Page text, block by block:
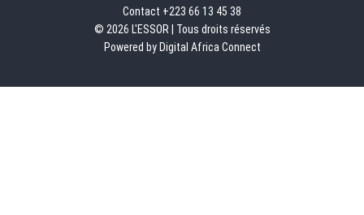
Contact +223 66 13 45 38
© 2026 L'ESSOR | Tous droits réservés
Powered by Digital Africa Connect